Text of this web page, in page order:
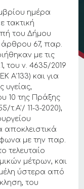
ημέρα
τακτική
του Δήμου
άρθρου 67, παρ.
με τις
του ν. 4635/2019
Α’133) και για
υγείας,
10 της Πράξης
τ.Α’/ 11-3-2020),
με την παρ.
τελευταίο
μέτρων, και
ύστερα από
του